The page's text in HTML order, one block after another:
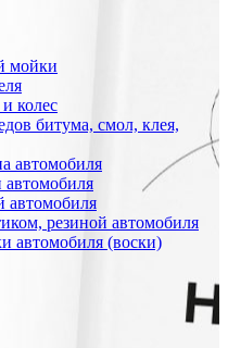
мойки
колес
битума, смол, клея,
автомобиля
автомобиля
автомобиля
резиной автомобиля
автомобиля (воски)